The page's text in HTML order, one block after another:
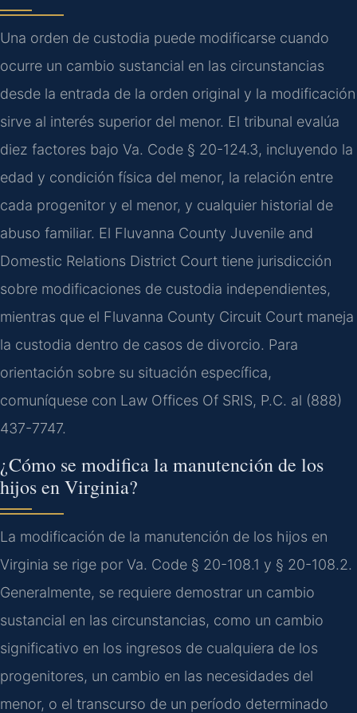
Una orden de custodia puede modificarse cuando
ocurre un cambio sustancial en las circunstancias
desde la entrada de la orden original y la modificación
sirve al interés superior del menor. El tribunal evalúa
diez factores bajo Va. Code § 20-124.3, incluyendo la
edad y condición física del menor, la relación entre
cada progenitor y el menor, y cualquier historial de
abuso familiar. El Fluvanna County Juvenile and
Domestic Relations District Court tiene jurisdicción
sobre modificaciones de custodia independientes,
mientras que el Fluvanna County Circuit Court maneja
la custodia dentro de casos de divorcio. Para
orientación sobre su situación específica,
comuníquese con Law Offices Of SRIS, P.C. al (888)
437-7747.
¿Cómo se modifica la manutención de los
hijos en Virginia?
La modificación de la manutención de los hijos en
Virginia se rige por Va. Code § 20-108.1 y § 20-108.2.
Generalmente, se requiere demostrar un cambio
sustancial en las circunstancias, como un cambio
significativo en los ingresos de cualquiera de los
progenitores, un cambio en las necesidades del
menor, o el transcurso de un período determinado